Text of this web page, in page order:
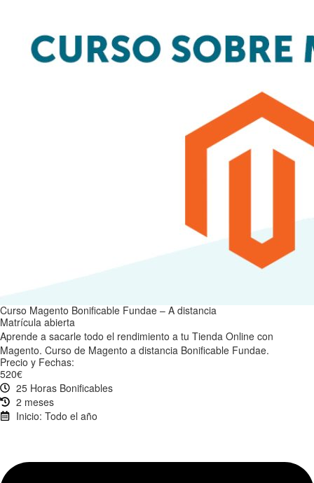
Curso Magento Bonificable Fundae – A distancia
Matrícula abierta
Aprende a sacarle todo el rendimiento a tu Tienda Online con
Magento. Curso de Magento a distancia Bonificable Fundae.
Precio y Fechas:
520€
25 Horas Bonificables
2 meses
Inicio: Todo el año